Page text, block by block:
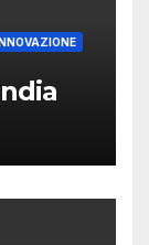
INNOVAZIONE